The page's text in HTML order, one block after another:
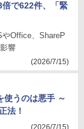
で622件、「緊
Office、ShareP
響
(2026/7/15)
使うのは悪手 ～
法！
(2026/7/15)